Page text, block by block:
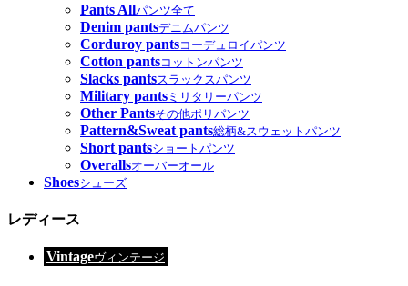
Pants Allパンツ全て
Denim pantsデニムパンツ
Corduroy pantsコーデュロイパンツ
Cotton pantsコットンパンツ
Slacks pantsスラックスパンツ
Military pants ミリタリーパンツ
Other Pantsその他ポリパンツ
Pattern&Sweat pants総柄&スウェットパンツ
Short pantsショートパンツ
Overallsオーバーオール
Shoesシューズ
レディース
Vintageヴィンテージ